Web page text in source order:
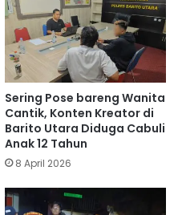
Sering Pose bareng Wanita
Cantik, Konten Kreator di
Barito Utara Diduga Cabuli
Anak 12 Tahun
8 April 2026